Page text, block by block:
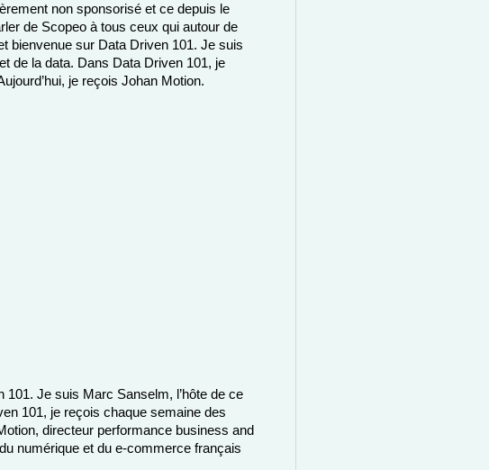
non sponsorisé et ce depuis le
de Scopeo à tous ceux qui autour de
bienvenue sur Data Driven 101. Je suis
de la data. Dans Data Driven 101, je
je reçois Johan Motion.
Je suis Marc Sanselm, l’hôte de ce
101, je reçois chaque semaine des
directeur performance business and
numérique et du e-commerce français